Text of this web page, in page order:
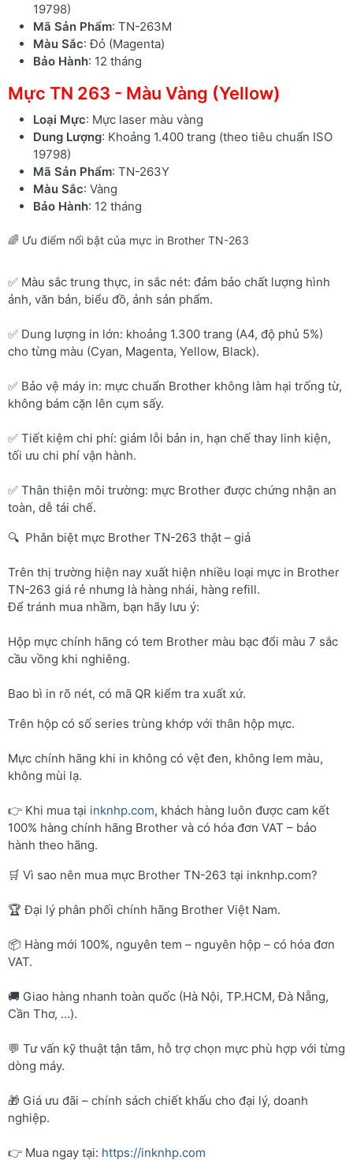
19798)
Mã Sản Phẩm: TN-263M
Màu Sắc: Đỏ (Magenta)
Bảo Hành: 12 tháng
Mực TN 263 - Màu Vàng (Yellow)
Loại Mực: Mực laser màu vàng
Dung Lượng: Khoảng 1.400 trang (theo tiêu chuẩn ISO
19798)
Mã Sản Phẩm: TN-263Y
Màu Sắc: Vàng
Bảo Hành: 12 tháng
🌈 Ưu điểm nổi bật của mực in Brother TN-263
✅ Màu sắc trung thực, in sắc nét: đảm bảo chất lượng hình
ảnh, văn bản, biểu đồ, ảnh sản phẩm.
✅ Dung lượng in lớn: khoảng 1.300 trang (A4, độ phủ 5%)
cho từng màu (Cyan, Magenta, Yellow, Black).
✅ Bảo vệ máy in: mực chuẩn Brother không làm hại trống từ,
không bám cặn lên cụm sấy.
✅ Tiết kiệm chi phí: giảm lỗi bản in, hạn chế thay linh kiện,
tối ưu chi phí vận hành.
✅ Thân thiện môi trường: mực Brother được chứng nhận an
toàn, dễ tái chế.
🔍 Phân biệt mực Brother TN-263 thật – giả
Trên thị trường hiện nay xuất hiện nhiều loại mực in Brother
TN-263 giá rẻ nhưng là hàng nhái, hàng refill.
Để tránh mua nhầm, bạn hãy lưu ý:
Hộp mực chính hãng có tem Brother màu bạc đổi màu 7 sắc
cầu vồng khi nghiêng.
Bao bì in rõ nét, có mã QR kiểm tra xuất xứ.
Trên hộp có số series trùng khớp với thân hộp mực.
Mực chính hãng khi in không có vệt đen, không lem màu,
không mùi lạ.
👉 Khi mua tại inknhp.com, khách hàng luôn được cam kết
100% hàng chính hãng Brother và có hóa đơn VAT – bảo
hành theo hãng.
🛒 Vì sao nên mua mực Brother TN-263 tại inknhp.com?
🏆 Đại lý phân phối chính hãng Brother Việt Nam.
📦 Hàng mới 100%, nguyên tem – nguyên hộp – có hóa đơn
VAT.
🚚 Giao hàng nhanh toàn quốc (Hà Nội, TP.HCM, Đà Nẵng,
Cần Thơ, …).
💬 Tư vấn kỹ thuật tận tâm, hỗ trợ chọn mực phù hợp với từng
dòng máy.
🎁 Giá ưu đãi – chính sách chiết khấu cho đại lý, doanh
nghiệp.
👉 Mua ngay tại: https://inknhp.com